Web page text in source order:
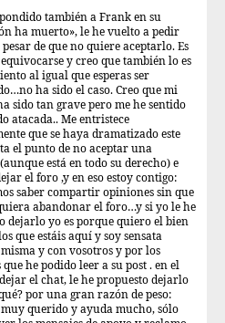
también a Frank en su
ha muerto», le he vuelto a pedir
de que no quiere aceptarlo. Es
y creo que también lo es
al igual que esperas ser
ha sido el caso. Creo que mi
sido tan grave pero me he sentido
atacada.. Me entristece
que se haya dramatizado este
el punto de no aceptar una
está en todo su derecho) e
el foro ,y en eso estoy contigo:
saber compartir opiniones sin que
abandonar el foro…y si yo le he
dejarlo yo es porque quiero el bien
que estáis aquí y soy sensata
y con vosotros y por los
que he podido leer a su post . en el
el chat, le he propuesto dejarlo
por una gran razón de peso:
querido y ayuda mucho, sólo